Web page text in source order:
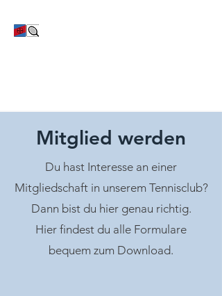
Mitglied werden
Du hast Interesse an einer
Mitgliedschaft in unserem Tennisclub?
Dann bist du hier genau richtig.
Hier findest du alle Formulare
bequem zum Download.